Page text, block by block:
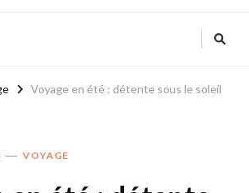
Voyage en été : détente sous le soleil
VOYAGE